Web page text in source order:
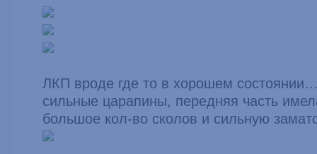
ЛКП вроде где то в хорошем
сильные царапины, передняя часть
большое кол-во сколов и сильную